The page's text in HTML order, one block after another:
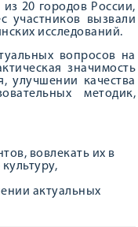
20 городов России,
участников вызвали
исследований.
вопросов на
значимость
улучшении качества
методик,
вовлекать их в
актуальных